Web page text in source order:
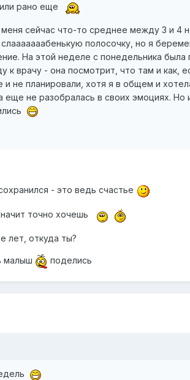
рано еще
сейчас что-то среднее между 3 и 4
полосочку, но я
На этой неделе с понедельника
к врачу - она посмотрит, что там и как,
не планировали, хотя я в общем и
не разобралась в своих эмоциях. Но
- это ведь счастье
точно хочешь
лет, откуда ты?
малыш поделись